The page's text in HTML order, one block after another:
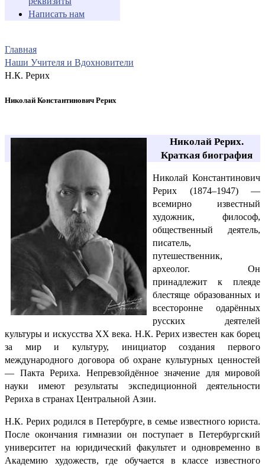
Написать нам
Главная
Наши Учителя и Вдохновители
Н.К. Рерих
Николай Константинович Рерих
Николай Рерих.
Краткая биография
Николай Константинович
Рерих (1874–1947) —
всемирно известный
художник, философ,
общественный деятель,
писатель,
путешественник,
археолог. Он
принадлежит к плеяде
блестяще образованных и
всесторонне одарённых
русских деятелей
культуры и искусства XX века. Н.К. Рерих известен как борец
за мир и культуру, инициатор создания первого
международного договора об охране культурных ценностей
— Пакта Рериха. Непревзойдённое значение для мировой
науки имеют результаты экспедиционной деятельности
Рериха в странах Центральной Азии.
Н.К. Рерих родился в Петербурге, в семье известного юриста.
После окончания гимназии он поступает в Петербургский
университет на юридический факультет и одновременно в
Академию художеств, где обучается в классе известного